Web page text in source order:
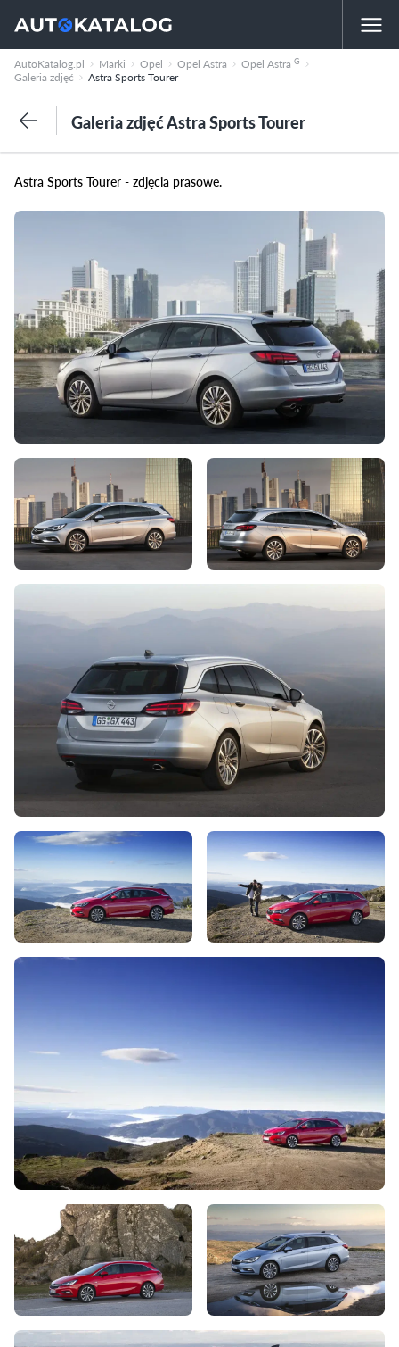
AutoKatalog.pl Marki Opel Opel Astra Opel Astra G
Galeria zdjęć Astra Sports Tourer
Galeria zdjęć Astra Sports Tourer
Astra Sports Tourer - zdjęcia prasowe.